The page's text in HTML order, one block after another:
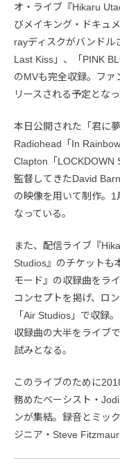
オ・ライブ『Hikaru
びメイキング・ドキュ
rayディスクがバンドル
Last Kiss」、「PINK
のMVも完全収録。ファ
リースされる予定となっ
本日公開された「君に
Radiohead「In
Clapton「LOCKDOWN
監督してきたDavid
の映像を用いて制作。
なっている。
また、配信ライブ『
Studios』のチケットも
モード』の収録曲をラ
コンセプトを掲げ、ロ
「Air Studios」で収録
収録曲の大半をライブ
試みとなる。
このライブのために
務めたベーシスト・
ンが集結。録音とミッ
ジニア・Steve